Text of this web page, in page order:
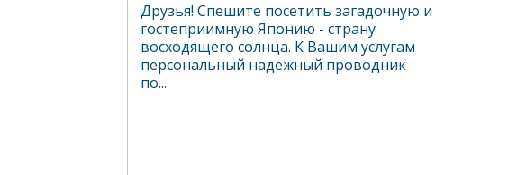
Друзья! Спешите посетить загадочную и
гостеприимную Японию - страну
восходящего солнца. К Вашим услугам
персональный надежный проводник
по...